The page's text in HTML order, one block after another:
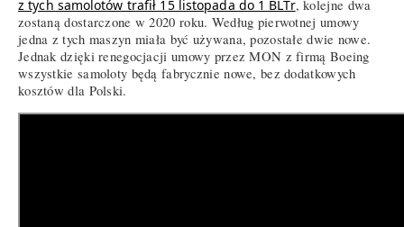
z tych samolotów trafił 15 listopada do 1 BLTr, kolejne dwa
zostaną dostarczone w 2020 roku. Według pierwotnej umowy
jedna z tych maszyn miała być używana, pozostałe dwie nowe.
Jednak dzięki renegocjacji umowy przez MON z firmą Boeing
wszystkie samoloty będą fabrycznie nowe, bez dodatkowych
kosztów dla Polski.